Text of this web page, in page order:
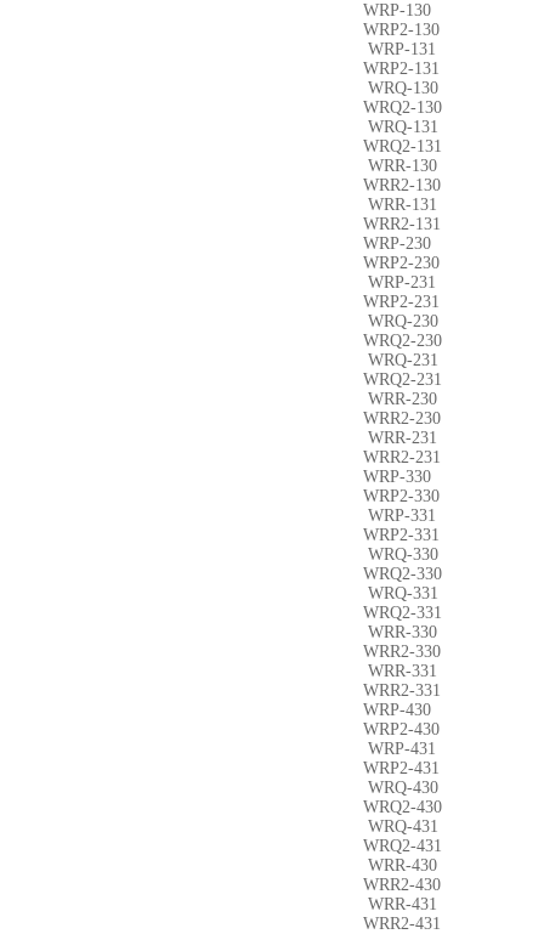
WRP-130
WRP2-130
WRP-131
WRP2-131
WRQ-130
WRQ2-130
WRQ-131
WRQ2-131
WRR-130
WRR2-130
WRR-131
WRR2-131
WRP-230
WRP2-230
WRP-231
WRP2-231
WRQ-230
WRQ2-230
WRQ-231
WRQ2-231
WRR-230
WRR2-230
WRR-231
WRR2-231
WRP-330
WRP2-330
WRP-331
WRP2-331
WRQ-330
WRQ2-330
WRQ-331
WRQ2-331
WRR-330
WRR2-330
WRR-331
WRR2-331
WRP-430
WRP2-430
WRP-431
WRP2-431
WRQ-430
WRQ2-430
WRQ-431
WRQ2-431
WRR-430
WRR2-430
WRR-431
WRR2-431